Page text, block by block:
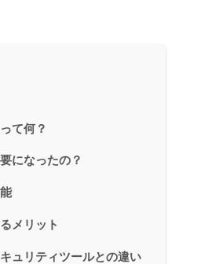
て何？
になったの？
メリット
ュリティツールとの違い